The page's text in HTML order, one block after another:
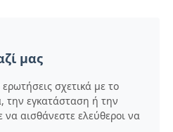
μας
σχετικά με το
την εγκατάσταση ή την
αισθάνεστε ελεύθεροι να